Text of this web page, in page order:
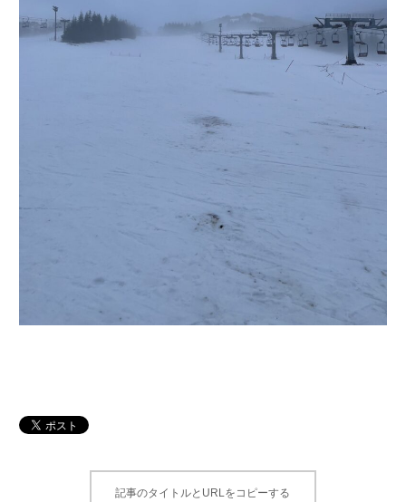
記事のタイトルとURLをコピーする